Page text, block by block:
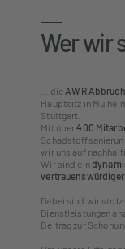
Wer wir
... die AWR
Hauptsitz in
Stuttgart.
Mit über400
wir uns auf
Wir sind ein
vertrauenswürdiger
Dabei sind wir stolz
Dienstleistungen
Beitrag zur